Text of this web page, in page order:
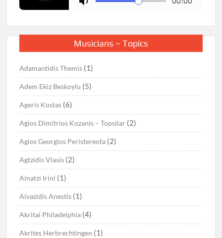
Musicians – Topics
Adamantidis Themis (1)
Adem Ekiz Beskoylu (5)
Ageris Kostas (6)
Agios Dimitrios Kozanis – Topsilar (2)
Agios Georgios Peristereota (2)
Agtzidis Vlasis (2)
Ainatzi Irini (1)
Aivazidis Anestis (1)
Akritai Philadelphia (4)
Akrites Herbrechtingen (1)